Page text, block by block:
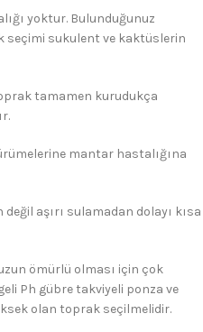
yoktur. Bulunduğunuz
seçimi sukulent ve kaktüslerin
tamamen kurudukça
mantar hastalığına
aşırı sulamadan dolayı kısa
ömürlü olması için çok
Ph gübre takviyeli ponza ve
olan toprak seçilmelidir.